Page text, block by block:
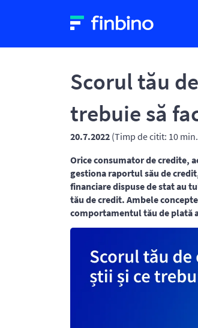
Scorul tău
trebuie să
20.7.2022 (Timp de citit: 10
Orice consumator de credite,
gestiona raportul său de
financiare dispuse de stat au
tău de credit. Ambele
comportamentul tău de plată